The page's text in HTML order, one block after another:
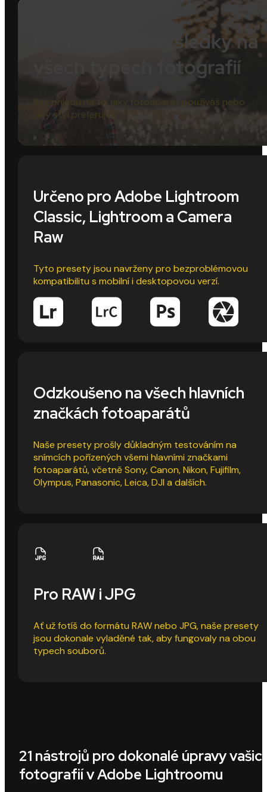
Profesionální výsledky na
všech typech fotografií
Bez ohledu na to, jaký fotoaparát používáš nebo
jaký styl preferuješ.
Určeno pro Adobe Lightroom
Classic, Lightroom a Camera
Raw
Tyto presety jsou navrženy pro bezproblémovou
kompatibilitu s mobilní i desktopovou verzí.
Odzkoušeno na všech hlavních
značkách fotoaparátů
Naše presety prošly důkladným testováním na
snímcích pořízených všemi hlavními značkami
fotoaparátů, včetně Sony, Canon, Nikon, Fujifilm,
Olympus, Panasonic, Leica, DJI a dalších.
Pro RAW i JPG
Ať už fotíš do formátu RAW nebo JPG, naše presety
jsou dokonale vyladěné tak, aby fungovaly na obou
typech souborů.
21 nástrojů pro dokonalé úpravy
fotografií v Adobe Lightroomu